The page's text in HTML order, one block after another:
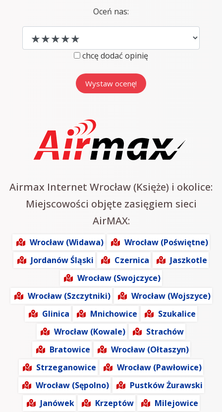
Oceń nas:
chcę dodać opinię
Airmax Internet Wrocław (Księże) i okolice:
Miejscowości objęte zasięgiem sieci
AirMAX:
Wrocław (Widawa)
Wrocław (Poświętne)
Jordanów Śląski
Czernica
Jaszkotle
Wrocław (Swojczyce)
Wrocław (Szczytniki)
Wrocław (Wojszyce)
Glinica
Mnichowice
Szukalice
Wrocław (Kowale)
Strachów
Bratowice
Wrocław (Ołtaszyn)
Strzeganowice
Wrocław (Pawłowice)
Wrocław (Sępolno)
Pustków Żurawski
Janówek
Krzeptów
Milejowice